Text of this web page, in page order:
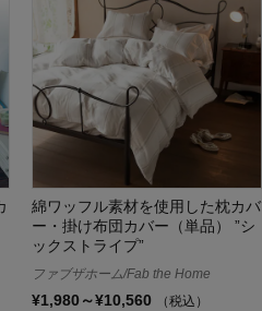
綿ワッフル素材を使用した枕カバ
ー・掛け布団カバー（単品） ”シ
ックストライプ”
ファブザホーム/Fab the Home
¥1,980～¥10,560
（税込）